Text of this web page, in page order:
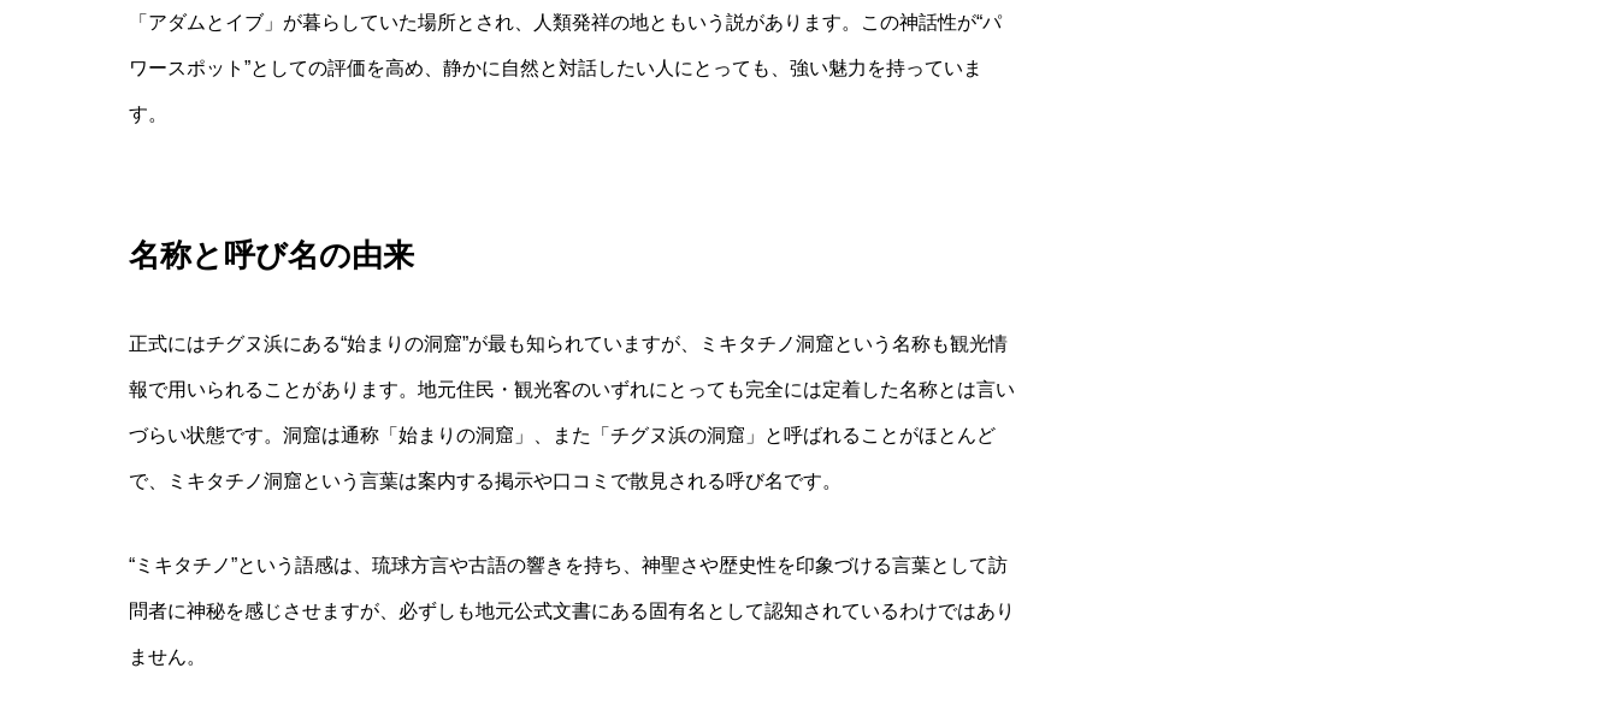
「アダムとイブ」が暮らしていた場所とされ、人類発祥の地ともいう説があります。この神話性が“パ
ワースポット”としての評価を高め、静かに自然と対話したい人にとっても、強い魅力を持っていま
す。
名称と呼び名の由来
正式にはチグヌ浜にある“始まりの洞窟”が最も知られていますが、ミキタチノ洞窟という名称も観光情
報で用いられることがあります。地元住民・観光客のいずれにとっても完全には定着した名称とは言い
づらい状態です。洞窟は通称「始まりの洞窟」、また「チグヌ浜の洞窟」と呼ばれることがほとんど
で、ミキタチノ洞窟という言葉は案内する掲示や口コミで散見される呼び名です。
“ミキタチノ”という語感は、琉球方言や古語の響きを持ち、神聖さや歴史性を印象づける言葉として訪
問者に神秘を感じさせますが、必ずしも地元公式文書にある固有名として認知されているわけではあり
ません。